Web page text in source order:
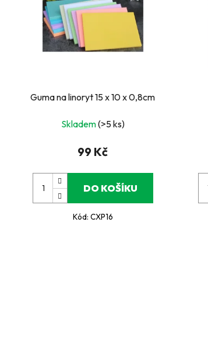
Guma na linoryt 15 x 10 x 0,8cm
Skladem(>5 ks)
99 Kč
DO KOŠÍKU
Kód: CXP16